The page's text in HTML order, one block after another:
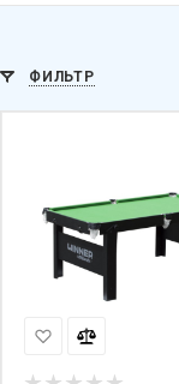
ФИЛЬТР